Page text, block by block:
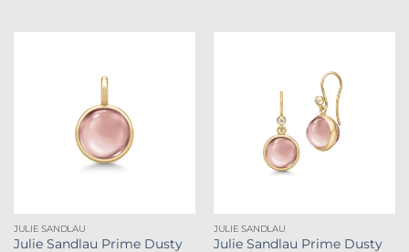
JULIE SANDLAU
Julie Sandlau Prime Dusty
JULIE SANDLAU
Julie Sandlau Prime Dusty